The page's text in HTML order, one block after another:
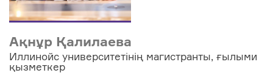
Ақнұр Қалилаева
Иллинойс университетінің магистранты, ғылыми
қызметкер